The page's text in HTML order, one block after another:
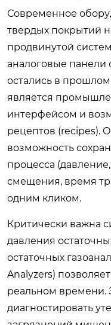
Современное
твердых покрытий
продвинутой
аналоговые
остались в
является
интерфейсом и
рецептов (recipes).
возможность
процесса
смещения, время
одним кликом.
Критически важна
давления
остаточных
Analyzers)
реальном времени.
диагностировать